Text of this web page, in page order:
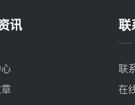
讯 联
联
在